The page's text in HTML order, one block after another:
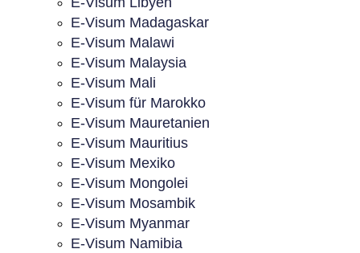
E-Visum Madagaskar
E-Visum Malawi
E-Visum Malaysia
E-Visum Mali
E-Visum für Marokko
E-Visum Mauretanien
E-Visum Mauritius
E-Visum Mexiko
E-Visum Mongolei
E-Visum Mosambik
E-Visum Myanmar
E-Visum Namibia